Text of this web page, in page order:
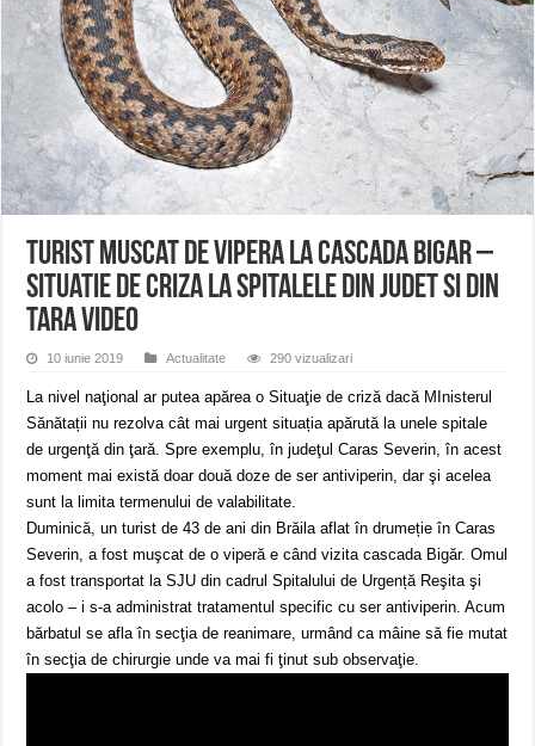
ANUNŢ OPRIRE APĂ în CARANSEBEȘ avarie
ANUNȚ OPRIRE APĂ în Reșița, cartier Țerova – avarie – 04.08.2026
Turist muscat de vipera la Cascada Bigar –
Situatie de criza la spitalele din judet si din
tara VIDEO
10 iunie 2019 Actualitate 290 vizualizari
La nivel naţional ar putea apărea o Situaţie de criză dacă MInisterul
Sănătații nu rezolva cât mai urgent situația apărută la unele spitale
de urgenţă din ţară. Spre exemplu, în judeţul Caras Severin, în acest
moment mai există doar două doze de ser antiviperin, dar şi acelea
sunt la limita termenului de valabilitate.
Duminică, un turist de 43 de ani din Brăila aflat în drumeție în Caras
Severin, a fost muşcat de o viperă e când vizita cascada Bigăr. Omul
a fost transportat la SJU din cadrul Spitalului de Urgență Reşita şi
acolo – i s-a administrat tratamentul specific cu ser antiviperin. Acum
bărbatul se afla în secţia de reanimare, urmând ca mâine să fie mutat
în secţia de chirurgie unde va mai fi ţinut sub observaţie.